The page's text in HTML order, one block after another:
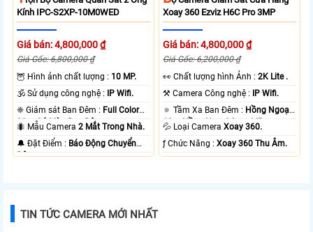
Kính IPC-S2XP-10M0WED
Giá bán: 4,800,000 ₫
Giá Gốc: 6,800,000 ₫
🦉 Hình ảnh chất lượng : 10 MP.
🕉️ Sử dụng công nghệ :
IP Wifi.
❈ Giám sát Ban Đêm : Full Color
20m Có Màu Ban Ðêm.
🐜 Mẫu Camera2 Mắt Trong Nhà.
️🔔 Đặt Điểm : Báo Động Chuyển
Động.
Xoay 360 Ezviz H6C Pro 3MP
Giá bán: 4,800,000 ₫
Giá Gốc: 6,200,000 ₫
️👀 Chất lượng hình Ảnh :2K Lite .
⚒ Camera Công nghệ :
IP Wifi.
🔅 Tầm Xa Ban Đêm : Hồng Ngoại
10m Hồng Ngoại Smart IR.
💦 Loại CameraXoay 360.
️ƒ Chức Năng :Xoay 360 Thu Âm.
TIN TỨC CAMERA MỚI NHẤT